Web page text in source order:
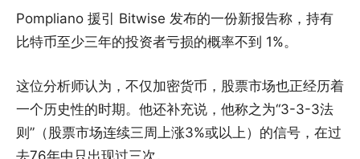
Pompliano 援引 Bitwise 发布的一份新报告称，持有
比特币至少三年的投资者亏损的概率不到 1%。
这位分析师认为，不仅加密货币，股票市场也正经历着
一个历史性的时期。他还补充说，他称之为“3-3-3法
则”（股票市场连续三周上涨3%或以上）的信号，在过